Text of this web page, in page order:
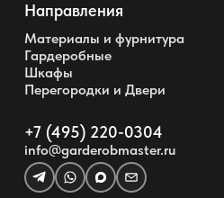
Направления
Материалы и фурнитура
Гардеробные
Шкафы
Перегородки и Двери
+7 (495) 220-0304
info@garderobmaster.ru